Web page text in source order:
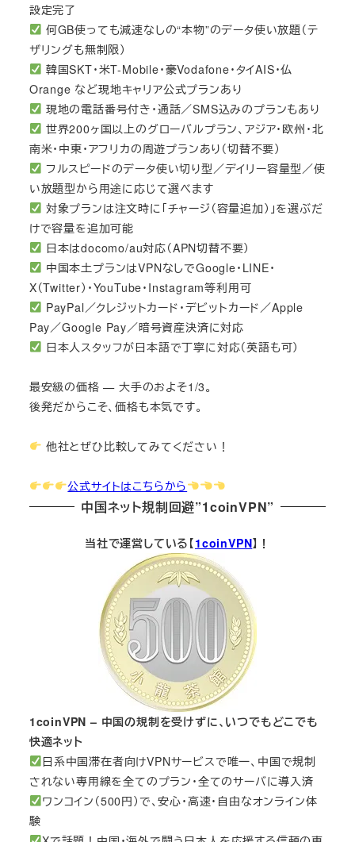
設定完了
何GB使っても減速なしの“本物”のデータ使い放題（テ
ザリングも無制限）
韓国SKT・米T-Mobile・豪Vodafone・タイAIS・仏
Orange など現地キャリア公式プランあり
現地の電話番号付き・通話／SMS込みのプランもあり
世界200ヶ国以上のグローバルプラン、アジア・欧州・北
南米・中東・アフリカの周遊プランあり（切替不要）
フルスピードのデータ使い切り型／デイリー容量型／使
い放題型から用途に応じて選べます
対象プランは注文時に「チャージ（容量追加）」を選ぶだ
けで容量を追加可能
日本はdocomo/au対応（APN切替不要）
中国本土プランはVPNなしでGoogle・LINE・
X（Twitter）・YouTube・Instagram等利用可
PayPal／クレジットカード・デビットカード／Apple
Pay／Google Pay／暗号資産決済に対応
日本人スタッフが日本語で丁寧に対応（英語も可）
最安級の価格 — 大手のおよそ1/3。
後発だからこそ、価格も本気です。
他社とぜひ比較してみてください！
公式サイトはこちらから
中国ネット規制回避”1coinVPN”
当社で運営している【1coinVPN】！
1coinVPN – 中国の規制を受けずに、いつでもどこでも
快適ネット
日系中国滞在者向けVPNサービスで唯一、中国で規制
されない専用線を全てのプラン・全てのサーバに導入済
ワンコイン（500円）で、安心・高速・自由なオンライン体
験